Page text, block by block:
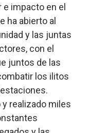
impacto en el
ha abierto al
y las juntas
con el
juntos de las
los ilitos
y realizado miles